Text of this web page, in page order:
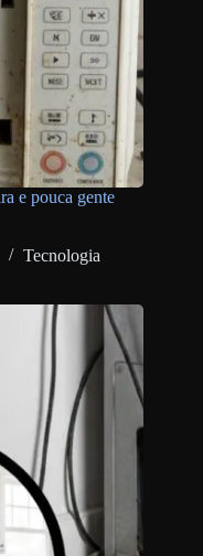
e pouca gente
Tecnologia